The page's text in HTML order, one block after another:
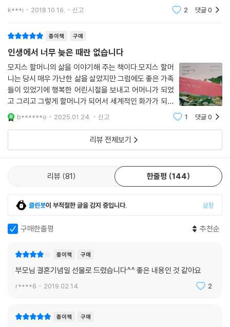
버터 만들기]에서는 밤이 깊어지도록 온 가족이 놀이하듯 버터를 만들던
녹아 있다.
책 속에서 사랑스러운 그림과 그녀의 소박한 삶이 맞닿아 우리에게 다가올
때 비로소 우리는 알 수 있을 것이다. 한치 앞도 모를 인생이지만 아직은 살
아볼 만하다고, 인생에서 너무 늦은 때란 없다는 사실을 말이다. “결국 삶
이란 우리 스스로 만드는 것이니까요. 언제나 그래왔고 또 언제까지나 그
럴 것입니다.”
에 몰입하며 미래를 살아가야 한다고 생각하지만 뒤돌아보며 후회하고 포
k***i 2018.10.16. 신고 2 댓글0
종이책 구매
인생에서 너무 늦은 때란 없습니다
모지스 할머니의 삶을 이야기해 주는 책이다.모지스 할머
니는 당시 매우 가난한 삶을 살았지만 그럼에도 좋은 가족
들이 있었기에 행복한 어린시절을 보내고 어머니가 되었
고 그리고 그렇게 할머니가 되어서 세계적인 화가가 되었
다.모지스 할머니의 삶을 글로 보면서 모지스 할머니의 기
억을 따라 당시의 행복했던 날들을 그림으로 그려냈는데
그러한 그림들이 모두 수록되어있어 보는 내
b******o 2025.01.24. 신고 1 댓글0
리뷰 전체보기
리뷰 81 한줄평 144
클린봇이 부적절한 글을 감지 중입니다. 설정
구매한줄평 추천순
종이책 구매
부모님 결혼기념일 선물로 드렸습니다^^ 좋은 내용인 것 같아요
r****6 2019.02.14. 2
종이책 구매